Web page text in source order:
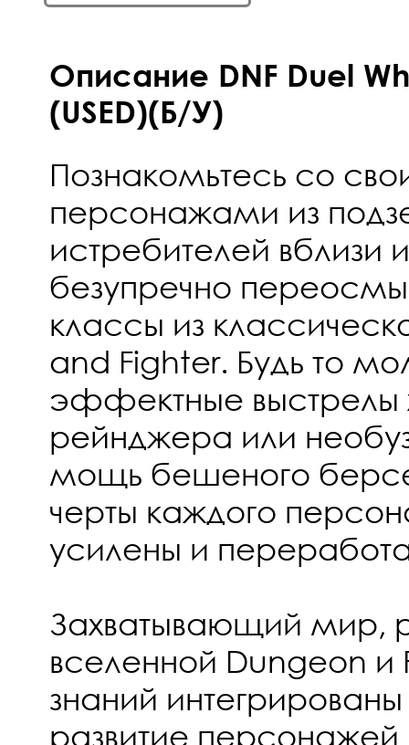
Описание DNF Duel
(USED)(Б/У)
Познакомьтесь со
персонажами из
истребителей вблизи
безупречно
классы из
and Fighter. Будь то
эффектные выстрелы
рейнджера или
мощь бешеного
черты каждого
усилены и
Захватывающий мир,
вселенной Dungeon и
знаний
развитие персонажей